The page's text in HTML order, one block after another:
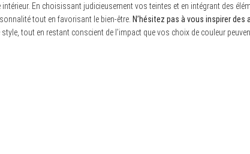
En choisissant judicieusement vos teintes et en intégrant des
tout en favorisant le bien-être. N’hésitez pas à vous inspirer
tout en restant conscient de l’impact que vos choix de couleur